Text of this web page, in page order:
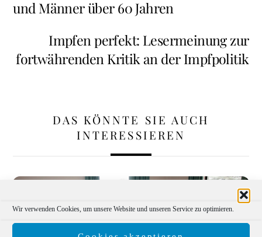
Wir verwenden Cookies, um unsere Website und unseren Service zu optimieren.
und Männer über 60 Jahren
Impfen perfekt: Lesermeinung zur
fortwährenden Kritik an der Impfpolitik
DAS KÖNNTE SIE AUCH
INTERESSIEREN